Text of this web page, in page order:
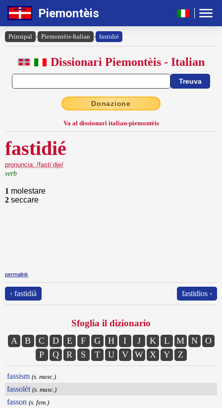
Piemontèis
Prinsipal › Piemontèis-Italian › fastidié
Dissionari Piemontèis - Italian
Donazione
Va al dissionari italian-piemontèis
fastidié
pronuncia: /fastiˈdje/
verb
1 molestare
2 seccare
permalink
‹ fastidià fastidios ›
Sfoglia il dizionario
A B C D E F G H I J K L M N
O
P
Q R S T U V W X Y Z
fassism (s. masc.)
fassolèt (s. masc.)
fasson (s. fem.)